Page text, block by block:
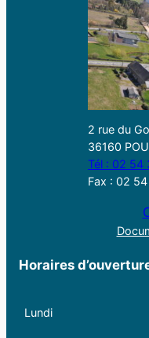
2 rue du
36160
Tél : 02 54
Fax : 02
Horaires
Lundi